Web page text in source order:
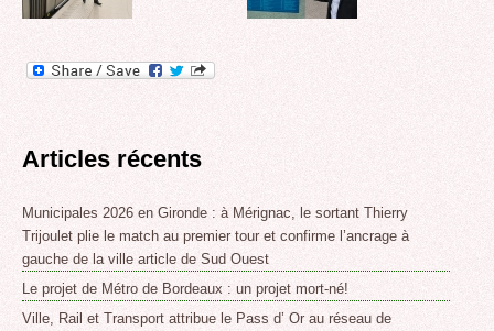
Articles récents
Municipales 2026 en Gironde : à Mérignac, le sortant Thierry
Trijoulet plie le match au premier tour et confirme l’ancrage à
gauche de la ville article de Sud Ouest
Le projet de Métro de Bordeaux : un projet mort-né!
Ville, Rail et Transport attribue le Pass d’ Or au réseau de